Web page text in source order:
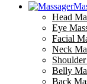
Head
Eye
Facial
Neck
Belly
Back